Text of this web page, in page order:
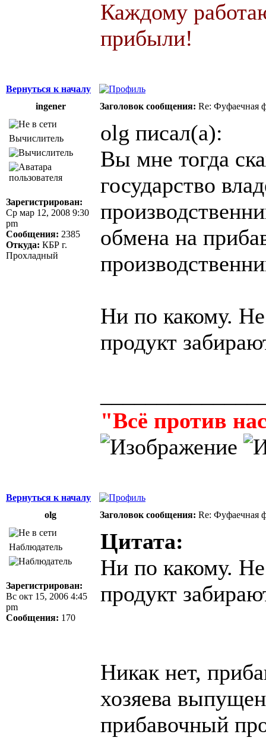
Каждому
прибыли!
Вернуться к началу
ingener
Заголовок сообщения: Re: Фуфаечная
Вычислитель
Зарегистрирован:
Ср мар 12, 2008 9:30
pm
Сообщения: 2385
Откуда: КБР г.
Прохладный
olg писал(а):
Вы мне тогда
государство
обмена на
Ни по какому.
продукт
"Всё против
Вернуться к началу
olg
Заголовок сообщения: Re: Фуфаечная
Наблюдатель
Зарегистрирован:
Вс окт 15, 2006 4:45
pm
Сообщения: 170
Цитата:
Ни по какому.
продукт
Никак нет,
хозяева
прибавочный